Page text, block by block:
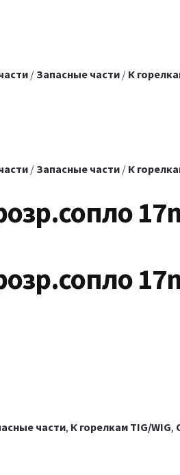
/ Запасные части / К
/ Запасные части / К
части, К горелкам TIG/WIG,